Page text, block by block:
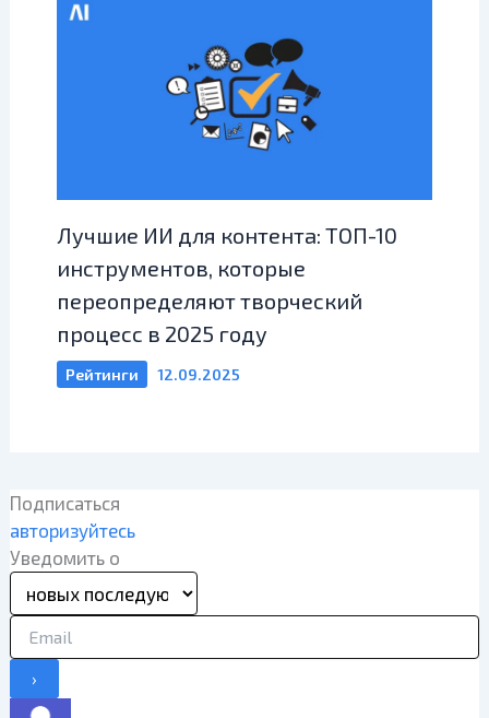
Лучшие ИИ для контента: ТОП-10
инструментов, которые
переопределяют творческий
процесс в 2025 году
Рейтинги 12.09.2025
Подписаться
авторизуйтесь
Уведомить о